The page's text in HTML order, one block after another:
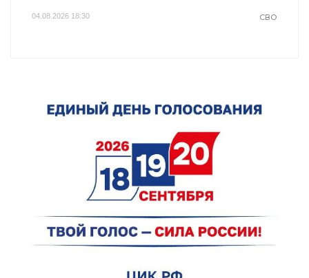
04.08.2026 18:30 СВО